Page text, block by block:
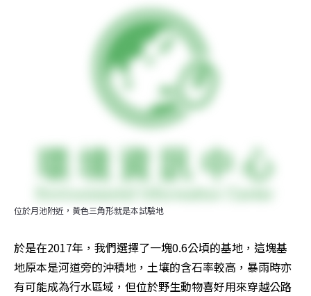
位於月池附近，黃色三角形就是本試驗地
於是在2017年，我們選擇了一塊0.6公頃的基地，這塊基
地原本是河道旁的沖積地，土壤的含石率較高，暴雨時亦
有可能成為行水區域，但位於野生動物喜好用來穿越公路